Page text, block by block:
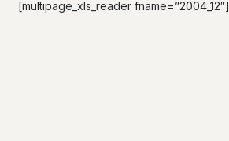
[multipage_xls_reader fname=”2004_12″]